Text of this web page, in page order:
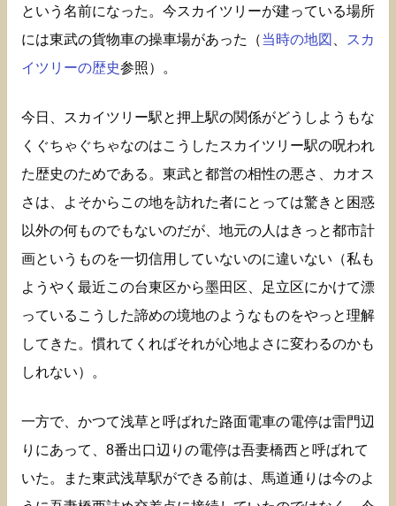
という名前になった。今スカイツリーが建っている場所
には東武の貨物車の操車場があった（当時の地図
スカ
イツリーの歴史参照）。
今日、スカイツリー駅と押上駅の関係がどうしようもな
くぐちゃぐちゃなのはこうしたスカイツリー駅の呪われ
た歴史のためである。東武と都営の相性の悪さ、カオス
さは、よそからこの地を訪れた者にとっては驚きと困惑
以外の何ものでもないのだが、地元の人はきっと都市計
画というものを一切信用していないのに違いない（私も
ようやく最近この台東区から墨田区、足立区にかけて漂
っているこうした諦めの境地のようなものをやっと理解
してきた。慣れてくればそれが心地よさに変わるのかも
しれない）。
一方で、かつて浅草と呼ばれた路面電車の電停は雷門辺
りにあって、8番出口辺りの電停は吾妻橋西と呼ばれて
いた。また東武浅草駅ができる前は、馬道通りは今のよ